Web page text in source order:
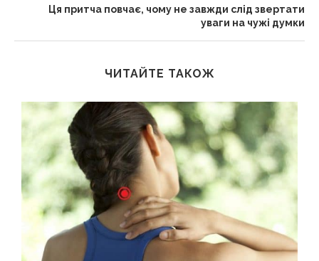
Ця притча повчає, чому не завжди слід звертати
уваги на чужі думки
ЧИТАЙТЕ ТАКОЖ